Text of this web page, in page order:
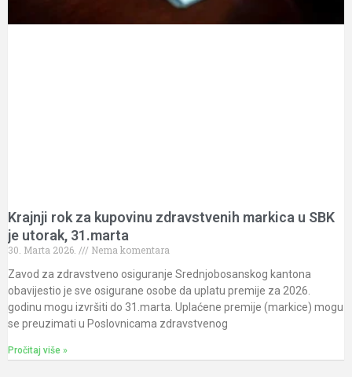
Krajnji rok za kupovinu zdravstvenih markica u SBK
je utorak, 31.marta
30. Marta 2026.
Nema komentara
Zavod za zdravstveno osiguranje Srednjobosanskog kantona
obavijestio je sve osigurane osobe da uplatu premije za 2026.
godinu mogu izvršiti do 31.marta. Uplaćene premije (markice) mogu
se preuzimati u Poslovnicama zdravstvenog
Pročitaj više »